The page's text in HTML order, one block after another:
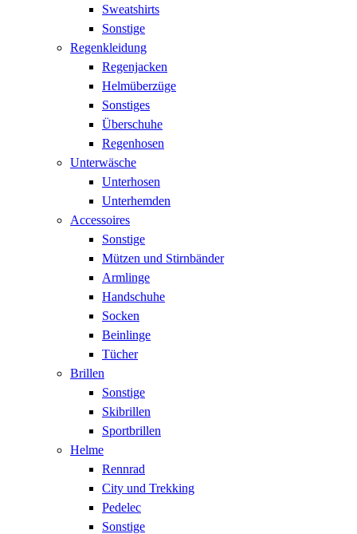
Sweatshirts
Sonstige
Regenkleidung
Regenjacken
Helmüberzüge
Sonstiges
Überschuhe
Regenhosen
Unterwäsche
Unterhosen
Unterhemden
Accessoires
Sonstige
Mützen und Stirnbänder
Armlinge
Handschuhe
Socken
Beinlinge
Tücher
Brillen
Sonstige
Skibrillen
Sportbrillen
Helme
Rennrad
City und Trekking
Pedelec
Sonstige